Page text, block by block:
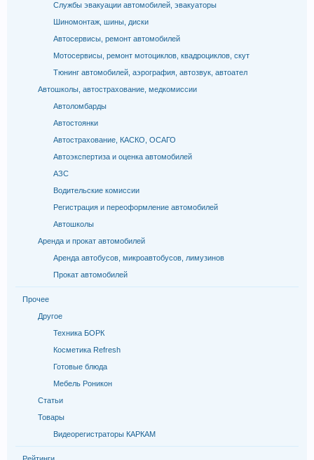
Службы эвакуации автомобилей, эвакуаторы
Шиномонтаж, шины, диски
Автосервисы, ремонт автомобилей
Мотосервисы, ремонт мотоциклов, квадроциклов, скут
Тюнинг автомобилей, аэрография, автозвук, автоател
Автошколы, автострахование, медкомиссии
Автоломбарды
Автостоянки
Автострахование, КАСКО, ОСАГО
Автоэкспертиза и оценка автомобилей
АЗС
Водительские комиссии
Регистрация и переоформление автомобилей
Автошколы
Аренда и прокат автомобилей
Аренда автобусов, микроавтобусов, лимузинов
Прокат автомобилей
Прочее
Другое
Техника БОРК
Косметика Refresh
Готовые блюда
Мебель Роникон
Статьи
Товары
Видеорегистраторы КАРКАМ